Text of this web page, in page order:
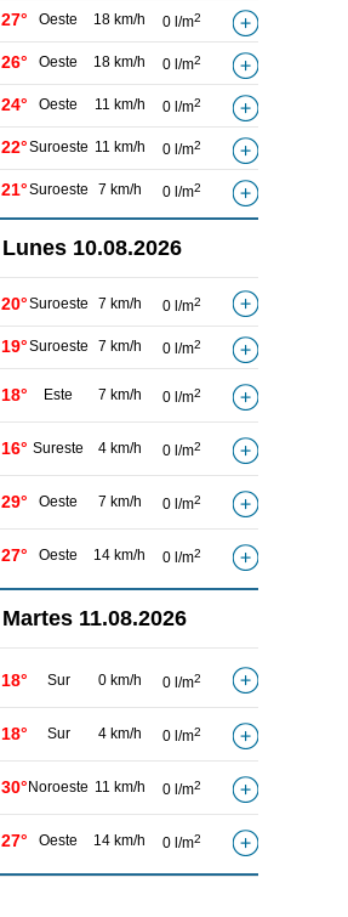
27° Oeste 18 km/h 0 l/m2
26° Oeste 18 km/h 0 l/m2
24° Oeste 11 km/h 0 l/m2
22°Suroeste 11 km/h 0 l/m2
21°Suroeste 7 km/h 0 l/m2
Lunes 10.08.2026
20°Suroeste 7 km/h 0 l/m2
19°Suroeste 7 km/h 0 l/m2
18° Este 7 km/h 0 l/m2
16° Sureste 4 km/h 0 l/m2
29° Oeste 7 km/h 0 l/m2
27° Oeste 14 km/h 0 l/m2
Martes 11.08.2026
18° Sur 0 km/h 0 l/m2
18° Sur 4 km/h 0 l/m2
30° Noroeste 11 km/h 0 l/m2
27° Oeste 14 km/h 0 l/m2